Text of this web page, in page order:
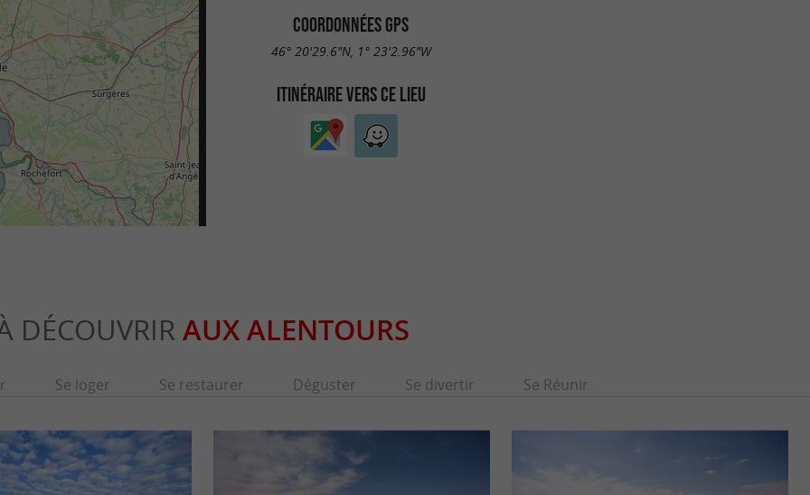
COORDONNÉES GPS
46° 20'29.6"N, 1° 23'2.96"W
ITINÉRAIRE VERS CE LIEU
DÉCOUVRIR AUX ALENTOURS
Se loger Se restaurer Déguster Se divertir Se Réunir